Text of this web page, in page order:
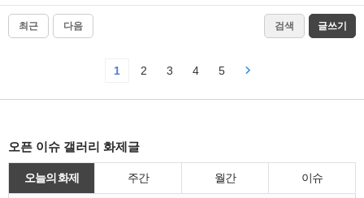
최근 다음 검색 글쓰기
1 2 3 4 5
오픈 이슈 갤러리 화제글
오늘의 화제 주간 월간 이슈